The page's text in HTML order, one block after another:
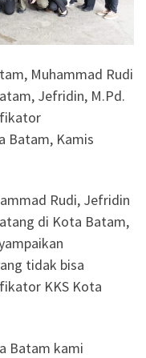
Muhammad Rudi
Jefridin, M.Pd.
Batam, Kamis
Rudi, Jefridin
di Kota Batam,
tidak bisa
KKS Kota
Batam kami